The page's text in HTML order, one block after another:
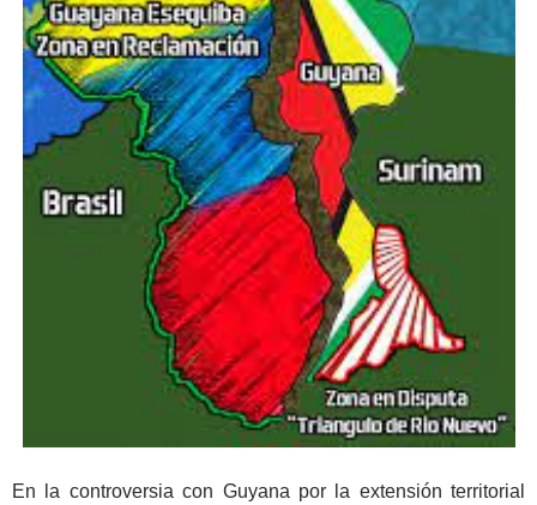
En la controversia con Guyana por la extensión territorial